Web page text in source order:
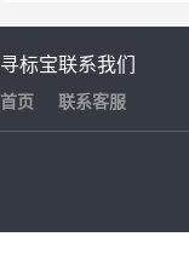
寻标宝
首页
联系我们
联系客服